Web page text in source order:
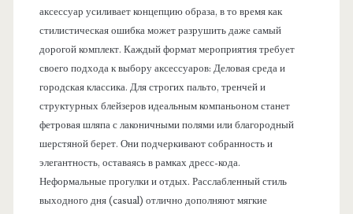
аксессуар усиливает концепцию образа, в то время как
стилистическая ошибка может разрушить даже самый
дорогой комплект. Каждый формат мероприятия требует
своего подхода к выбору аксессуаров: Деловая среда и
городская классика. Для строгих пальто, тренчей и
структурных блейзеров идеальным компаньоном станет
фетровая шляпа с лаконичными полями или благородный
шерстяной берет. Они подчеркивают собранность и
элегантность, оставаясь в рамках дресс-кода.
Неформальные прогулки и отдых. Расслабленный стиль
выходного дня (casual) отлично дополняют мягкие